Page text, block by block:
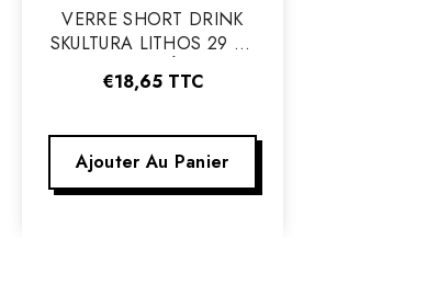
Vendeur
:
VERRE SHORT DRINK
SKULTURA LITHOS 29 CL
€18,65 TTC
Ajouter Au Panier